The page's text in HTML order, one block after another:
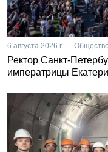
6 августа 2026 г. — Общество
Ректор Санкт-
императрицы